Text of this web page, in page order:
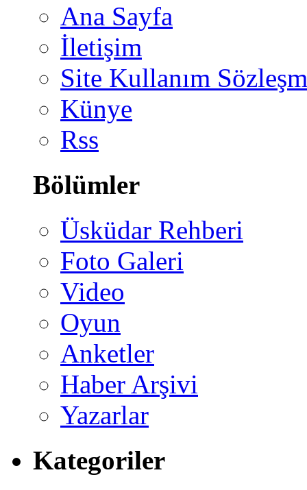
Ana Sayfa
İletişim
Site Kullanım
Künye
Rss
Bölümler
Üsküdar Rehberi
Foto Galeri
Video
Oyun
Anketler
Haber Arşivi
Yazarlar
Kategoriler